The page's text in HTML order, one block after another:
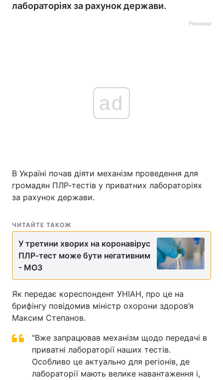
лабораторіях за рахунок держави.
Реклама
ad
В Україні почав діяти механізм проведення для
громадян ПЛР-тестів у приватних лабораторіях
за рахунок держави.
ЧИТАЙТЕ ТАКОЖ
У третини хворих на коронавірус
ПЛР-тест може бути негативним
- МОЗ
Як передає кореспондент УНІАН, про це на
брифінгу повідомив міністр охорони здоров’я
Максим Степанов.
"Вже запрацював механізм щодо передачі в
приватні лабораторії наших тестів.
Особливо це актуально для регіонів, де
лабораторії мають велике навантаження і,